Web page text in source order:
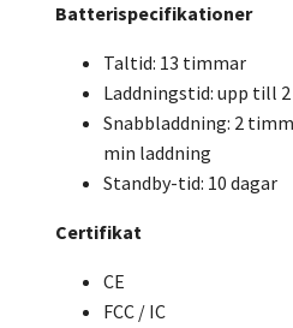
Batterispecifikationer
Taltid: 13 timmar
Laddningstid: upp till
Snabbladdning: 2
min laddning
Standby-tid: 10 dagar
Certifikat
CE
FCC / IC